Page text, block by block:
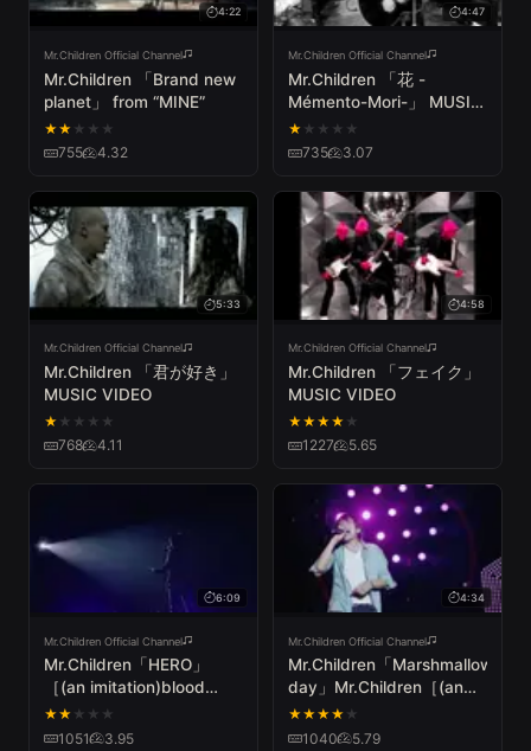
4:22
Mr.Children Official Channel
Mr.Children 「Brand new
planet」 from “MINE”
★★ ★ ★ ★
755 4.32
4:47
Mr.Children Official Channel
Mr.Children 「花 -
Mémento-Mori-」 MUSIC
VIDEO
★ ★ ★ ★ ★
735 3.07
5:33
Mr.Children Official Channel
Mr.Children 「君が好き」
MUSIC VIDEO
★ ★ ★ ★ ★
768 4.11
4:58
Mr.Children Official Channel
Mr.Children 「フェイク」
MUSIC VIDEO
★★★★ ★
1227 5.65
6:09
Mr.Children Official Channel
Mr.Children「HERO」
［(an imitation)blood
orange］Tour2013 Live
★★ ★ ★ ★
1051 3.95
4:34
Mr.Children Official Channel
Mr.Children「Marshmallow
day」Mr.Children［(an
imitation) blood orange］
Tour
★★★★ ★
1040 5.79